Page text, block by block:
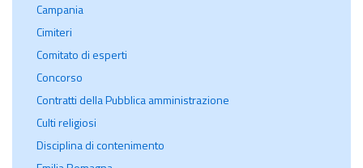
Campania
Cimiteri
Comitato di esperti
Concorso
Contratti della Pubblica amministrazione
Culti religiosi
Disciplina di contenimento